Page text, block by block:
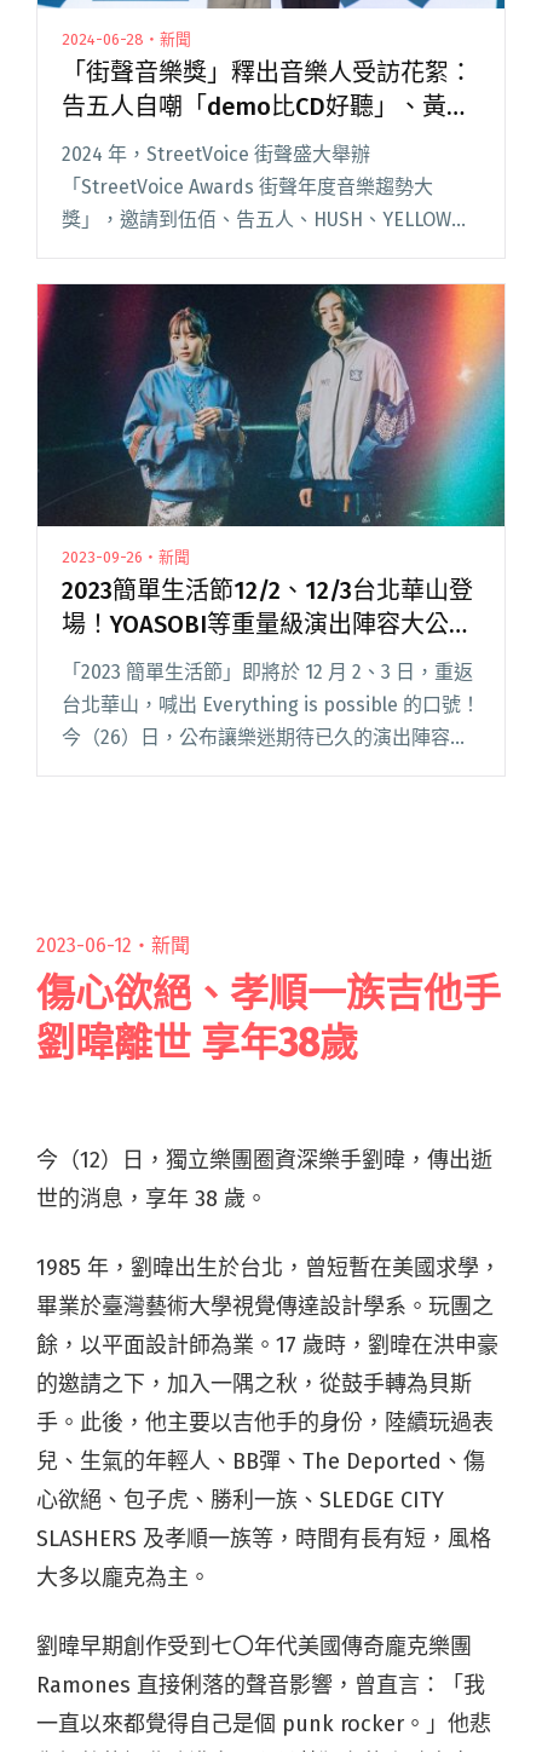
2024-06-28・新聞
「街聲音樂獎」釋出音樂人受訪花絮：
告五人自嘲「demo比CD好聽」、黃宣
封街聲「神聖的平台」
2024 年，StreetVoice 街聲盛大舉辦
「StreetVoice Awards 街聲年度音樂趨勢大
獎」，邀請到伍佰、告五人、HUSH、YELLOW黃
宣，頒發「年度二十大單曲」、「年度十大新音
樂人」及「年度評審團推薦」三大獎予超過 閱讀
全文 "「街聲音樂獎」釋出音樂人受訪花絮：告
五人自嘲「demo比CD好聽」、黃宣封街聲「神
聖的平台」"
2023-09-26・新聞
2023簡單生活節12/2、12/3台北華山登
場！YOASOBI等重量級演出陣容大公開
（新增票價資訊、演出時間表、場域
圖）！
「2023 簡單生活節」即將於 12 月 2、3 日，重返
台北華山，喊出 Everything is possible 的口號！
今（26）日，公布讓樂迷期待已久的演出陣容，
包括擔任主秀的日本雙人音樂組合 YOASOBI，以
2023-06-12・ 新聞
傷心欲絕、孝順一族吉他手
劉暐離世 享年38歲
今（12）日，獨立樂團圈資深樂手劉暐，傳出逝
世的消息，享年 38 歲。
1985 年，劉暐出生於台北，曾短暫在美國求學，
畢業於臺灣藝術大學視覺傳達設計學系。玩團之
餘，以平面設計師為業。17 歲時，劉暐在洪申豪
的邀請之下，加入一隅之秋，從鼓手轉為貝斯
手。此後，他主要以吉他手的身份，陸續玩過表
兒、生氣的年輕人、BB彈、The Deported、傷
心欲絕、包子虎、勝利一族、SLEDGE CITY
SLASHERS 及孝順一族等，時間有長有短，風格
大多以龐克為主。
劉暐早期創作受到七〇年代美國傳奇龐克樂團
Ramones 直接俐落的聲音影響，曾直言：「我
一直以來都覺得自己是個 punk rocker。」他悲